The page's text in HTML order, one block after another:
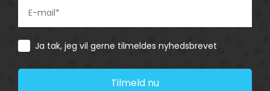
Consent
Ja tak, jeg vil gerne tilmeldes nyhedsbrevet
Tilmeld nu